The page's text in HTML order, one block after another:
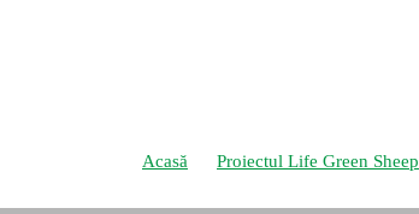
Acasă Proiectul Life Green Sheep